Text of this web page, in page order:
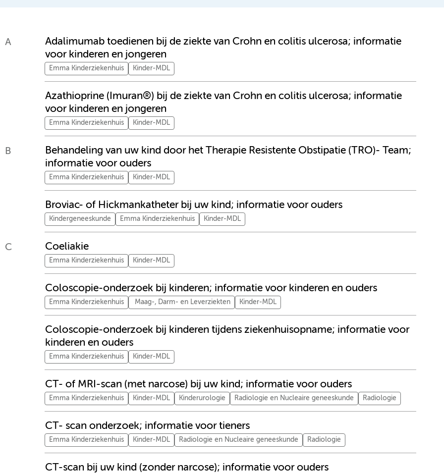
A
Adalimumab toedienen bij de ziekte van Crohn en colitis ulcerosa; informatie
voor kinderen en jongeren
Emma Kinderziekenhuis Kinder-MDL
Azathioprine (Imuran®) bij de ziekte van Crohn en colitis ulcerosa; informatie
voor kinderen en jongeren
Emma Kinderziekenhuis Kinder-MDL
B
Behandeling van uw kind door het Therapie Resistente Obstipatie (TRO)- Team;
informatie voor ouders
Emma Kinderziekenhuis Kinder-MDL
Broviac- of Hickmankatheter bij uw kind; informatie voor ouders
Kindergeneeskunde Emma Kinderziekenhuis Kinder-MDL
C Coeliakie
Emma Kinderziekenhuis Kinder-MDL
Coloscopie-onderzoek bij kinderen; informatie voor kinderen en ouders
Emma Kinderziekenhuis Maag-, Darm- en Leverziekten Kinder-MDL
Coloscopie-onderzoek bij kinderen tijdens ziekenhuisopname; informatie voor
kinderen en ouders
Emma Kinderziekenhuis Kinder-MDL
CT- of MRI-scan (met narcose) bij uw kind; informatie voor ouders
Emma Kinderziekenhuis Kinder-MDL Kinderurologie Radiologie en Nucleaire geneeskunde Radiologie
CT- scan onderzoek; informatie voor tieners
Emma Kinderziekenhuis Kinder-MDL Radiologie en Nucleaire geneeskunde Radiologie
CT-scan bij uw kind (zonder narcose); informatie voor ouders